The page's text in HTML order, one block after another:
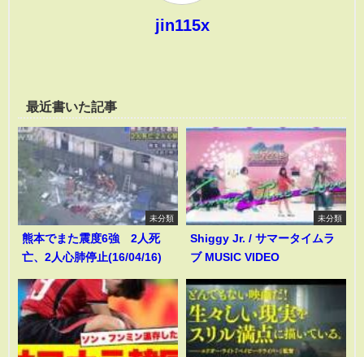
jin115x
最近書いた記事
未分類
熊本でまた震度6強 2人死
亡、2人心肺停止(16/04/16)
未分類
Shiggy Jr. / サマータイムラ
ブ MUSIC VIDEO